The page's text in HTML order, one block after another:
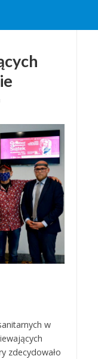
w
zdecydowało